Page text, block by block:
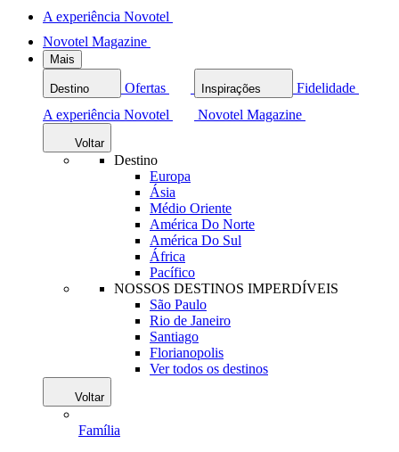
A experiência Novotel
Novotel Magazine
Mais
Destino Ofertas Inspirações
Fidelidade
A experiência Novotel
Novotel Magazine
Voltar
Destino
Europa
Ásia
Médio Oriente
América Do Norte
América Do Sul
África
Pacífico
NOSSOS DESTINOS IMPERDÍVEIS
São Paulo
Rio de Janeiro
Santiago
Florianopolis
Ver todos os destinos
Voltar
Família